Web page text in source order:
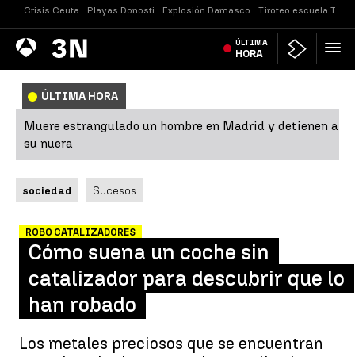
Crisis Ceuta Playas Donosti Explosión Damasco Tiroteo escuela
Antena
3 Noticias ÚLTIMA
HORA
ÚLTIMA HORA
Muere estrangulado un hombre en Madrid y detienen a
su nuera
sociedad Sucesos
ROBO CATALIZADORES
Cómo suena un coche sin
catalizador para descubrir que lo
han robado
Los metales preciosos que se encuentran